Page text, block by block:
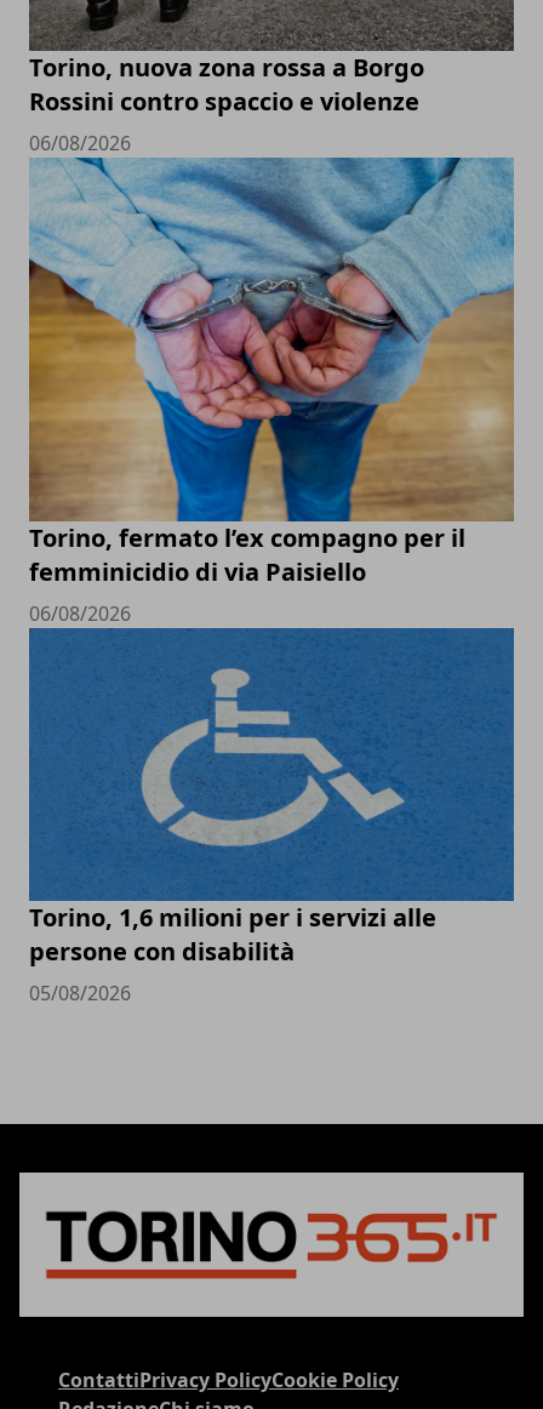
Torino, nuova zona rossa a Borgo
Rossini contro spaccio e violenze
06/08/2026
Torino, fermato l’ex compagno per il
femminicidio di via Paisiello
06/08/2026
Torino, 1,6 milioni per i servizi alle
persone con disabilità
05/08/2026
ContattiPrivacy PolicyCookie Policy